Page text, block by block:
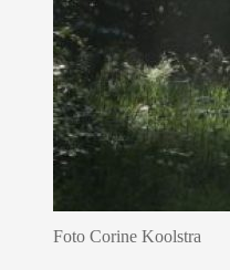
Foto Corine Koolstra